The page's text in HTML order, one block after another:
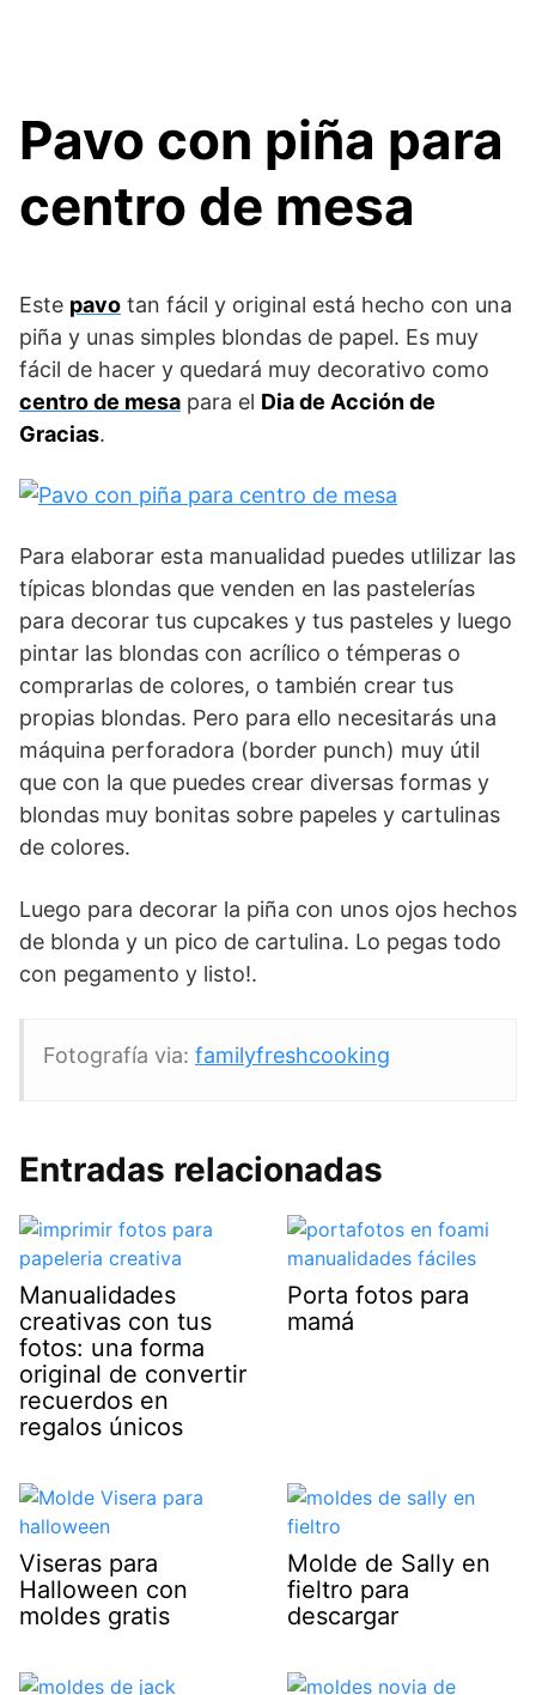
Pavo con piña para
centro de mesa
Este pavo tan fácil y original está hecho con una
piña y unas simples blondas de papel. Es muy
fácil de hacer y quedará muy decorativo como
centro de mesa para el Dia de Acción de
Gracias.
Para elaborar esta manualidad puedes utlilizar las
típicas blondas que venden en las pastelerías
para decorar tus cupcakes y tus pasteles y luego
pintar las blondas con acrílico o témperas o
comprarlas de colores, o también crear tus
propias blondas. Pero para ello necesitarás una
máquina perforadora (border punch) muy útil
que con la que puedes crear diversas formas y
blondas muy bonitas sobre papeles y cartulinas
de colores.
Luego para decorar la piña con unos ojos hechos
de blonda y un pico de cartulina. Lo pegas todo
con pegamento y listo!.
Fotografía via: familyfreshcooking
Entradas relacionadas
Manualidades
creativas con tus
fotos: una forma
original de convertir
recuerdos en
regalos únicos
Porta fotos para
mamá
Viseras para
Halloween con
moldes gratis
Molde de Sally en
fieltro para
descargar